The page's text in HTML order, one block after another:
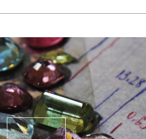
Ihre Ringgröße unsicher sind,
Teammitglieder werden Ihnen per
Ringgröße herauszufinden.
erforderlich ist, werden
den genauen Liefertermin mit Ihnen
besuchen Sie bitte unsere